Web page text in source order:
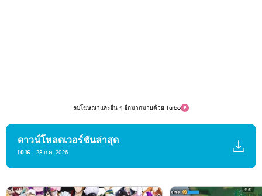
ลบโฆษณาและอื่น ๆ อีกมากมายด้วย Turbo
ดาวน์โหลดเวอร์ชันล่าสุด
1.0.16 28 ก.ค. 2026